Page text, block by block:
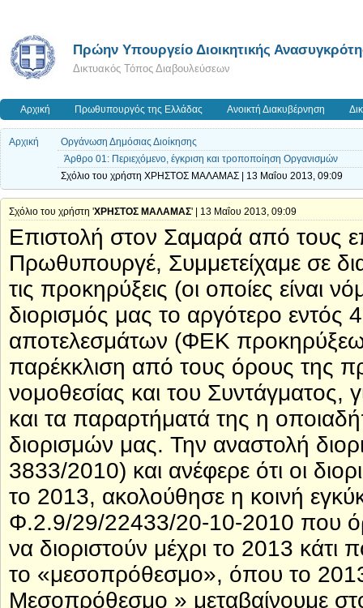
Πρώην Υπουργείο Διοικητικής
Δικτυακός Τόπος Διαβουλεύσεων
Αρχική Πρωθυπουργός της Ελλάδας Ανοικτή Διακυβέρνηση
Αρχική
Οργάνωση Δημόσιας Διοίκησης
Άρθρο 01: Περιεχόμενο, έγκριση και τροποποίηση Οργανισμών
Σχόλιο του χρήστη ΧΡΗΣΤΟΣ ΜΑΛΑΜΑΣ | 13 Μαΐου 2013, 09:09
Σχόλιο του χρήστη 'ΧΡΗΣΤΟΣ ΜΑΛΑΜΑΣ' | 13 Μαΐου 2013, 09:09
Επιστολή στον Σαμαρά από τους
Πρωθυπουργέ, Συμμετείχαμε σε
τις προκηρύξεις (οι οποίες είναι
διορισμός μας το αργότερο
αποτελεσμάτων (ΦΕΚ
παρέκκλιση από τους όρους της
νομοθεσίας και του Συντάγματος,
και τα παραρτήματά της η
διορισμών μας. Την αναστολή
3833/2010) και ανέφερε ότι οι
το 2013, ακολούθησε η κοινή
Φ.2.9/29/22433/20-10-2010 που
να διοριστούν μέχρι το 2013 κάτι
το «μεσοπρόθεσμο», όπου το
Μεσοπρόθεσμο » μεταβαίνουμε